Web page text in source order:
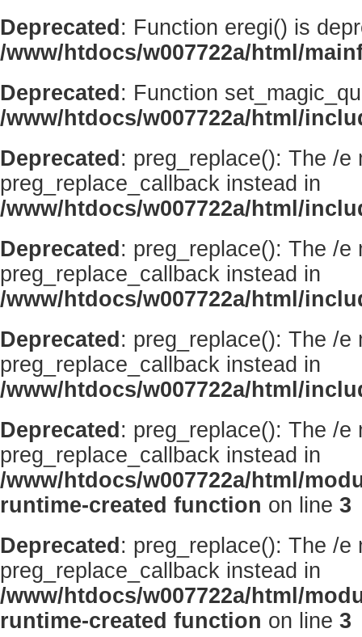
Deprecated : Function eregi() is
/www/htdocs/w007722a/html/
Deprecated : Function
/www/htdocs/w007722a/html/
Deprecated : preg_replace(): The /
preg_replace_callback instead in
/www/htdocs/w007722a/html/
Deprecated : preg_replace(): The /
preg_replace_callback instead in
/www/htdocs/w007722a/html/
Deprecated : preg_replace(): The /
preg_replace_callback instead in
/www/htdocs/w007722a/html/
Deprecated : preg_replace(): The /
preg_replace_callback instead in
/www/htdocs/w007722a/html/
runtime-created function on line 3
Deprecated : preg_replace(): The /
preg_replace_callback instead in
/www/htdocs/w007722a/html/
runtime-created function on line 3